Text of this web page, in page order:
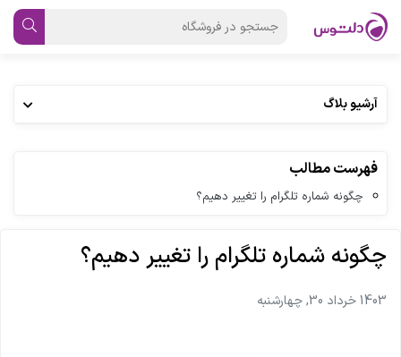
آرشیو بلاگ
فهرست مطالب
چگونه شماره تلگرام را تغییر دهیم؟
چگونه شماره تلگرام را تغییر دهیم؟
1403 خرداد 30, چهارشنبه